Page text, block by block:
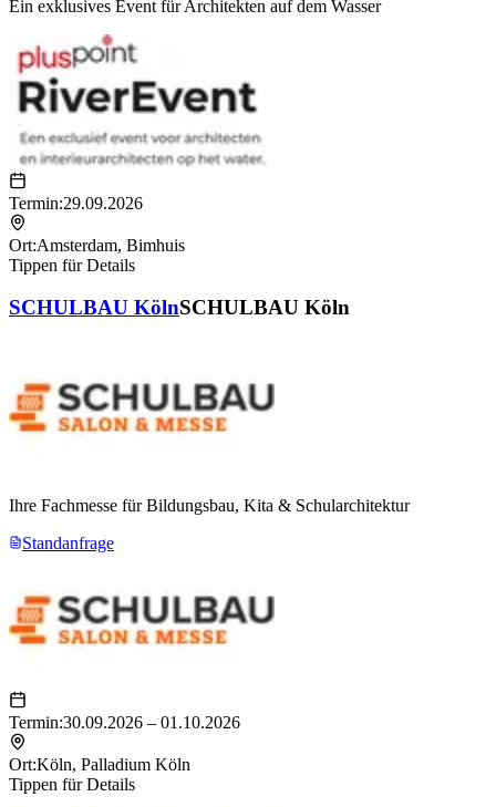
Ein exklusives Event für Architekten auf dem Wasser
Termin:29.09.2026
Ort:Amsterdam, Bimhuis
Tippen für Details
SCHULBAU KölnSCHULBAU Köln
Ihre Fachmesse für Bildungsbau, Kita & Schularchitektur
Standanfrage
Termin:30.09.2026 – 01.10.2026
Ort:Köln, Palladium Köln
Tippen für Details